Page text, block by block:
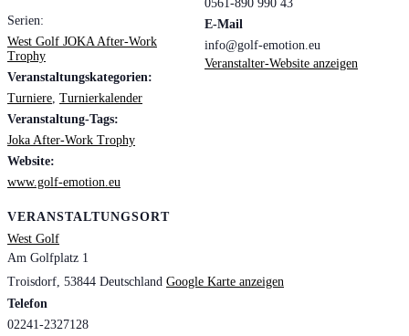
Serien:
West Golf JOKA After-Work
Trophy
Veranstaltungskategorien:
Turniere Turnierkalender
Veranstaltung-Tags:
Joka After-Work Trophy
Website:
www.golf-emotion.eu
VERANSTALTUNGSORT
West Golf
Am Golfplatz 1
Troisdorf, 53844 Deutschland Google Karte anzeigen
Telefon
02241-2327128
0561-890 990 43
E-Mail
info@golf-emotion.eu
Veranstalter-Website anzeigen